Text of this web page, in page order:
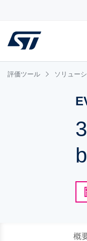
評価ツール ソリュー
概